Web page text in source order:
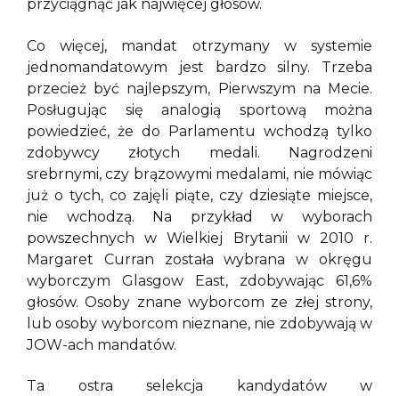
przyciągnąć jak najwięcej głosów.
Co więcej, mandat otrzymany w systemie
jednomandatowym jest bardzo silny. Trzeba
przecież być najlepszym, Pierwszym na Mecie.
Posługując się analogią sportową można
powiedzieć, że do Parlamentu wchodzą tylko
zdobywcy złotych medali. Nagrodzeni
srebrnymi, czy brązowymi medalami, nie mówiąc
już o tych, co zajęli piąte, czy dziesiąte miejsce,
nie wchodzą. Na przykład w wyborach
powszechnych w Wielkiej Brytanii w 2010 r.
Margaret Curran została wybrana w okręgu
wyborczym Glasgow East, zdobywając 61,6%
głosów. Osoby znane wyborcom ze złej strony,
lub osoby wyborcom nieznane, nie zdobywają w
JOW-ach mandatów.
Ta ostra selekcja kandydatów w